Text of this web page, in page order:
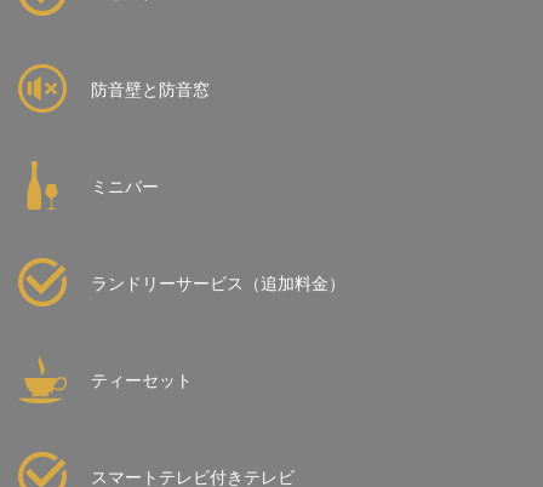
防音壁と防音窓
ミニバー
ランドリーサービス（追加料金）
ティーセット
スマートテレビ付きテレビ